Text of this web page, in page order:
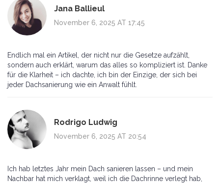
Jana Ballieul
November 6, 2025 AT 17:45
Endlich mal ein Artikel, der nicht nur die Gesetze aufzählt,
sondern auch erklärt, warum das alles so kompliziert ist. Danke
für die Klarheit – ich dachte, ich bin der Einzige, der sich bei
jeder Dachsanierung wie ein Anwalt fühlt.
Rodrigo Ludwig
November 6, 2025 AT 20:54
Ich hab letztes Jahr mein Dach sanieren lassen – und mein
Nachbar hat mich verklagt, weil ich die Dachrinne verlegt hab,